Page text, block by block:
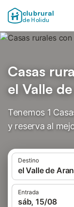
clubrural
de Holidu
Casas
el Valle
Tenemos 1
y reserva al
Destino
el Valle de
Entrada
sáb, 15/08